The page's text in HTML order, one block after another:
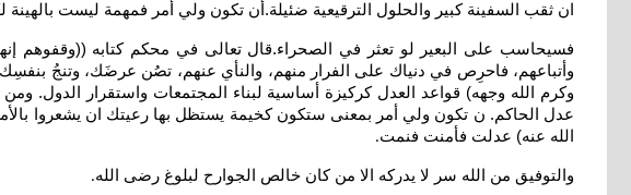
ان ثقب السفينة كبير والحلول الترقيعية ضئيلة.أن تكون ولي أمر فمهمة ليست بالهينة
وأتباعهم، فاحرِص في دنياك على الفرار منهم، والنأي عنهم، تصُن عرضَك، وتنجُ
وكرم الله وجهه) قواعد العدل كركيزة أساسية لبناء المجتمعات واستقرار الدول.
عدل الحاكم. ن تكون ولي أمر بمعنى ستكون كخيمة يستظل بها رعيتك ان يشعروا
الله عنه) عدلت فأمنت فنمت.
والتوفيق من الله سر لا يدركه الا من كان خالص الجوارح لبلوغ رضى الله.